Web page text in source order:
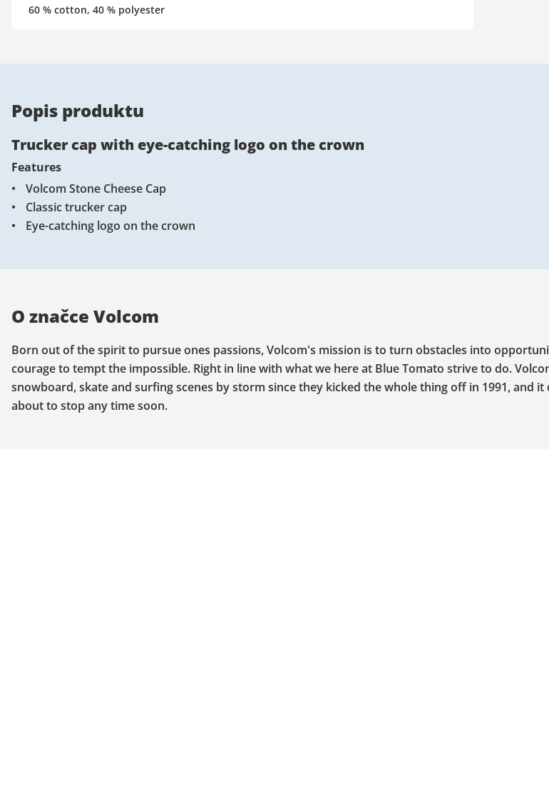
60 % cotton, 40 % polyester
Popis produktu
Trucker cap with eye-catching logo on the crown
Features
Volcom Stone Cheese Cap
Classic trucker cap
Eye-catching logo on the crown
O značce Volcom
Born out of the spirit to pursue ones passions, Volcom's mission is to turn obstacles into
courage to tempt the impossible. Right in line with what we here at Blue Tomato strive to do.
snowboard, skate and surfing scenes by storm since they kicked the whole thing off in 1991, and
about to stop any time soon.